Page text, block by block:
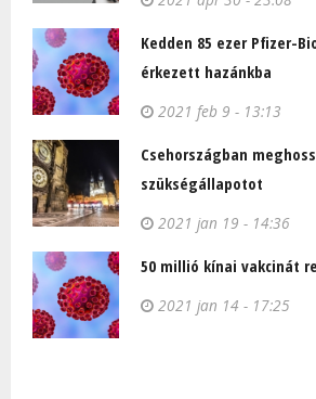
Kedden 85 ezer Pfizer-
érkezett hazánkba
2021 feb 9 - 13:13
Csehországban
szükségállapotot
2021 jan 19 - 14:36
50 millió kínai vakcinát
2021 jan 14 - 17:25